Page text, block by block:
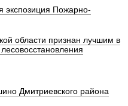
экспозиция Пожарно-
области признан лучшим в
Дмитриевского района